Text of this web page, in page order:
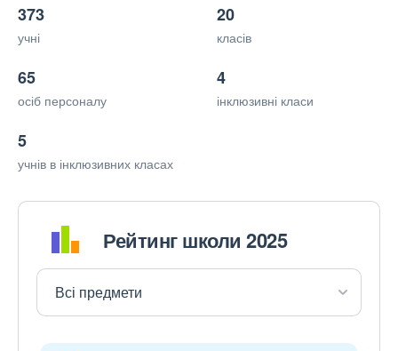
373
учні
20
класів
65
осіб персоналу
4
інклюзивні класи
5
учнів в інклюзивних класах
Рейтинг школи 2025